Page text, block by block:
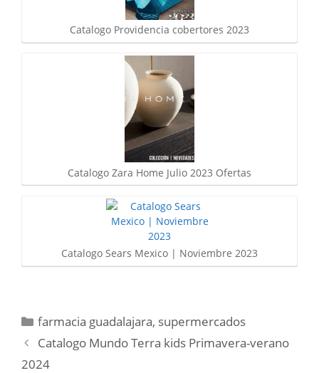
Catalogo Providencia cobertores 2023
Catalogo Zara Home Julio 2023 Ofertas
Catalogo Sears Mexico | Noviembre 2023
Categorías
farmacia guadalajara, supermercados
Catalogo Mundo Terra kids Primavera-verano
2024